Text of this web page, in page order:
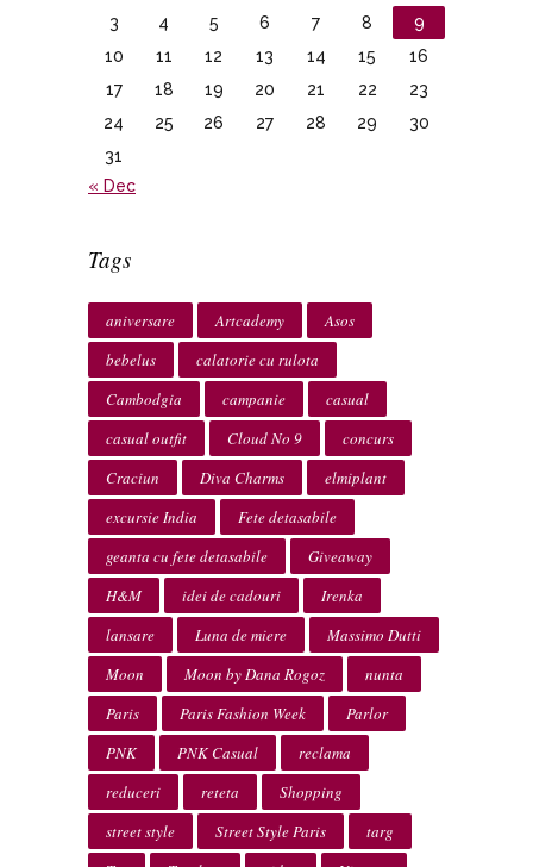
3
4 5 6 7 8
9
10
11 12 13 14 15
16
17
18 19 20 21 22
23
24
25 26 27 28 29
30
31
« Dec
Tags
aniversare Artcademy
Asos
bebelus
calatorie cu rulota
Cambodgia
campanie
casual
casual outfit
Cloud No 9
concurs
Craciun
Diva Charms
elmiplant
excursie India
Fete detasabile
geanta cu fete detasabile
Giveaway
H&M
idei de cadouri
Irenka
lansare
Luna de miere
Massimo Dutti
Moon
Moon by Dana Rogoz
nunta
Paris
Paris Fashion Week
Parlor
PNK
PNK Casual
reclama
reduceri
reteta
Shopping
street style
Street Style Paris
targ